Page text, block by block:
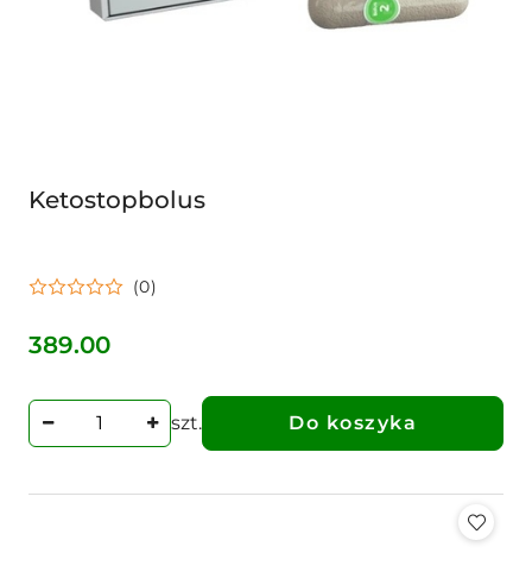
Ketostopbolus
(0)
Cena:
389.00
szt. Do koszyka